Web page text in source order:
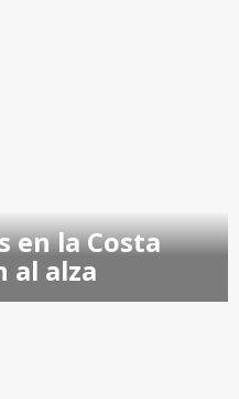
en la Costa
al alza